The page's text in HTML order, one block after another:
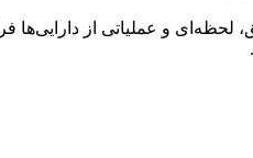
لحظه‌ای و عملیاتی از